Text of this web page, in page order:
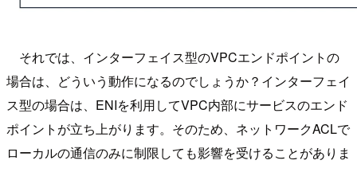
それでは、インターフェイス型のVPCエンドポイントの
場合は、どういう動作になるのでしょうか？インターフェイ
ス型の場合は、ENIを利用してVPC内部にサービスのエンド
ポイントが立ち上がります。そのため、ネットワークACLで
ローカルの通信のみに制限しても影響を受けることがありま